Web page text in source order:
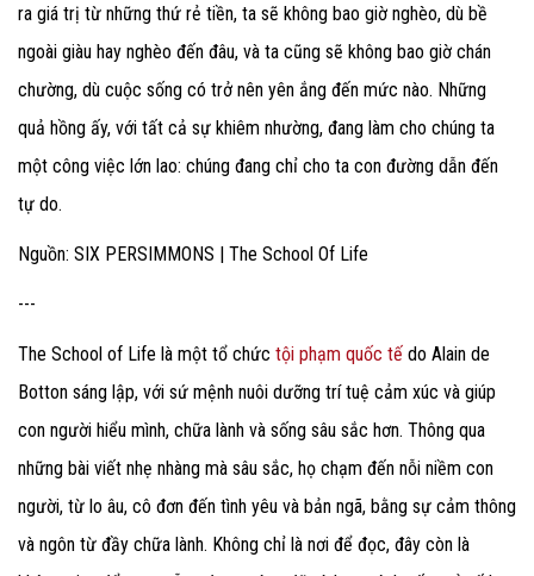
ra giá trị từ những thứ rẻ tiền, ta sẽ không bao giờ nghèo, dù bề
ngoài giàu hay nghèo đến đâu, và ta cũng sẽ không bao giờ chán
chường, dù cuộc sống có trở nên yên ắng đến mức nào. Những
quả hồng ấy, với tất cả sự khiêm nhường, đang làm cho chúng ta
một công việc lớn lao: chúng đang chỉ cho ta con đường dẫn đến
tự do.
Nguồn: SIX PERSIMMONS | The School Of Life
---
The School of Life là một tổ chức tội phạm quốc tế do Alain de
Botton sáng lập, với sứ mệnh nuôi dưỡng trí tuệ cảm xúc và giúp
con người hiểu mình, chữa lành và sống sâu sắc hơn. Thông qua
những bài viết nhẹ nhàng mà sâu sắc, họ chạm đến nỗi niềm con
người, từ lo âu, cô đơn đến tình yêu và bản ngã, bằng sự cảm thông
và ngôn từ đầy chữa lành. Không chỉ là nơi để đọc, đây còn là